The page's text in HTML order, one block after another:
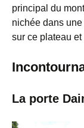
principal du
nichée dans
sur ce plateau
La porte